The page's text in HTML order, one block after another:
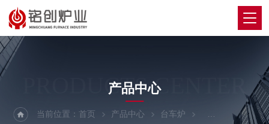
PRODUCTS CENTER
产品中心
当前位置：首页 产品中心 台车炉 全自动高低温台